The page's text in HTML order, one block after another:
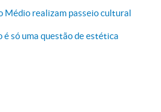
Médio realizam passeio cultural
é só uma questão de estética